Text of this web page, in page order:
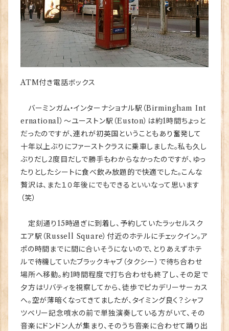
ATM付き電話ボックス
バーミンガム・インターナショナル駅（Birmingham Int
ernational）～ユーストン駅（Euston）は約1時間ちょっと
だったのですが、連れが初英国ということもあり奮発して
十年以上ぶりにファーストクラスに乗車しました。私も久し
ぶりだし2度目だしで勝手もわからなかったのですが、ゆっ
たりとしたシートに食べ飲み放題的で快適でした。こんな
贅沢は、また１０年後にでもできるといいなって思います
（笑）
定刻通り15時過ぎに到着し、予約していたラッセルスク
エア駅（Russell Square）付近のホテルにチェックイン。ア
ポの時間までに間に合いそうにないので、とりあえずホテ
ルで待機していたブラックキャブ（タクシー）で待ち合わせ
場所へ移動。約1時間程度で打ち合わせも終了し、その足で
夕方はリバティを視察してから、徒歩でピカデリーサーカス
へ。空が薄暗くなってきてましたが、タイミング良く？シャフ
ツベリー記念噴水の前で単独演奏している方がいて、その
音楽にドンドン人が集まり、そのうち音楽に合わせて踊り出